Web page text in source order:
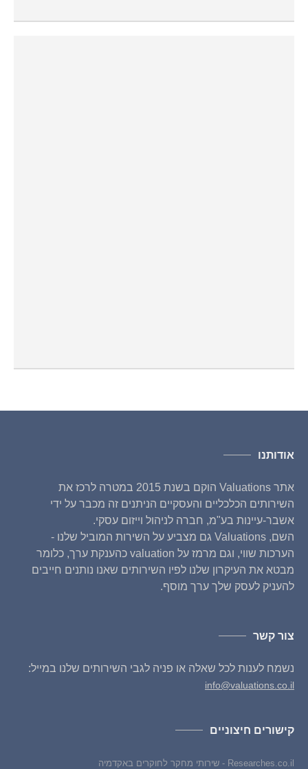
אודותנו
אתר Valuations הוקם בשנת 2015 במטרה לרכז את
השירותים הכלכליים והעסקיים הניתנים זה מכבר על ידי
אשבר-עיינות בע"מ, חברה לניהול וייזום עסקי.
השם, Valuations גם מצביע על השירות המוביל שלנו -
הערכות שווי, וגם מרמז על valuation כהענקת ערך, כלומר
מבטא את העיקרון שלנו לפיו השירותים שאנו נותנים חייבים
להעניק לעסק שלך ערך מוסף.
צור קשר
נשמח לענות לכל שאלה או פניה לגבי השירותים שלנו במייל:
info@valuations.co.il
קישורים חיצוניים
Researches.co.il - שירותי מחקר לחוקרים באקדמיה